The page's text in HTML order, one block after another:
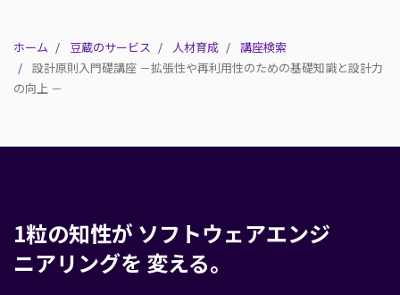
ホーム 豆蔵のサービス 人材育成
講座検索
設計原則入門礎講座 －拡張性や再利用性のための基礎知識と設計力
の向上 －
1粒の知性が ソフトウェアエンジ
ニアリングを 変える。